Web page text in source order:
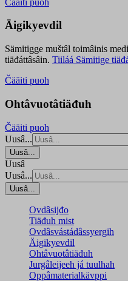
Äigikyevdil
Sämitigge muštâl toimâinis
tiäđáttâsâin. Tiiláá Sämitige
Čääiti puoh
Ohtâvuotâtiäđuh
Čääiti puoh
Uusâ...
Uusâ...
Uusâ
Uusâ...
Uusâ...
Ovdâsijđo
Tiäđuh mist
Ovdâsvástádâssyergih
Äigikyevdil
Ohtâvuotâtiäđuh
Jurgâleijeeh já tuulhah
Oppâmaterialkävppi